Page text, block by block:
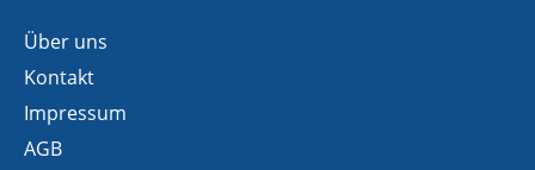
Über uns
Kontakt
Impressum
AGB